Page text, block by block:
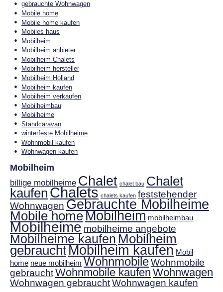
gebrauchte Wohnwagen
Mobile home
Mobile home kaufen
Mobiles haus
Mobilheim
Mobilheim anbieter
Mobilheim Chalets
Mobilheim hersteller
Mobilheim Holland
Mobilheim kaufen
Mobilheim verkaufen
Mobilheimbau
Mobilheime
Standcaravan
winterfeste Mobilheime
Wohnmobil kaufen
Wohnwagen kaufen
Mobilheim
billige mobilheime Chalet chalet bau Chalet
kaufenChalets chalets kaufen feststehender
Wohnwagen Gebrauchte Mobilheime
Mobile homeMobilheim mobilheimbau
Mobilheime mobilheime angebote
Mobilheime kaufen Mobilheim
gebrauchtMobilheim kaufen Mobil
home neue mobilheim WohnmobileWohnmobile
gebrauchtWohnmobile kaufen Wohnwagen
Wohnwagen gebrauchtWohnwagen kaufen